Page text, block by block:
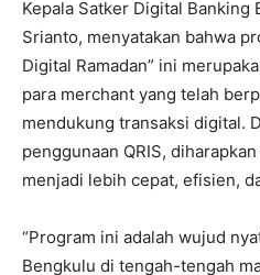
Kepala Satker Digital Banking
Srianto, menyatakan bahwa
Digital Ramadan” ini
para merchant yang telah
mendukung transaksi digital.
penggunaan QRIS,
menjadi lebih cepat, efisien,
“Program ini adalah wujud
Bengkulu di tengah-tengah